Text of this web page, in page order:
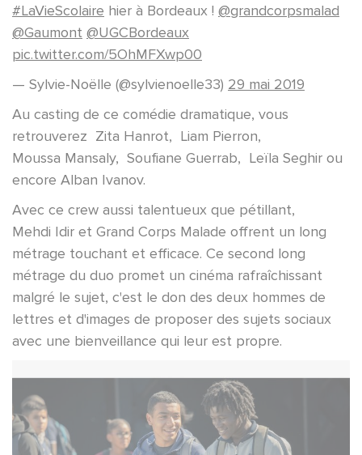
#LaVieScolaire hier à Bordeaux ! @grandcorpsmalad
@Gaumont @UGCBordeaux
pic.twitter.com/5OhMFXwp00
— Sylvie-Noëlle (@sylvienoelle33) 29 mai 2019
Au casting de ce comédie dramatique, vous
retrouverez Zita Hanrot, Liam Pierron,
Moussa Mansaly, Soufiane Guerrab, Leïla Seghir ou
encore Alban Ivanov.
Avec ce crew aussi talentueux que pétillant,
Mehdi Idir et Grand Corps Malade offrent un long
métrage touchant et efficace. Ce second long
métrage du duo promet un cinéma rafraîchissant
malgré le sujet, c'est le don des deux hommes de
lettres et d'images de proposer des sujets sociaux
avec une bienveillance qui leur est propre.